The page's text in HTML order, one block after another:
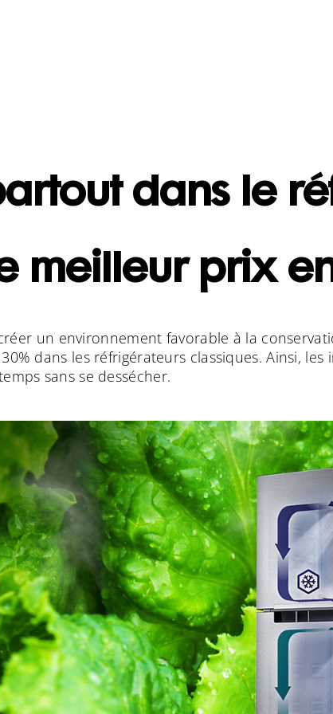
dans le
prix en
un environnement favorable à la
dans les réfrigérateurs classiques. Ainsi,
sans se dessécher.